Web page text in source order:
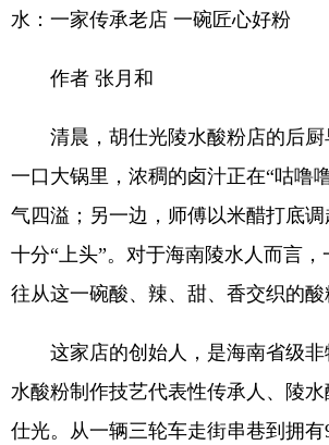
水：一家传承老店 一碗匠心好粉
作者 张月和
清晨，胡仕光陵水酸粉店的后厨
一口大锅里，浓稠的卤汁正在“咕噜
气四溢；另一边，师傅以米醋打底
十分“上头”。对于海南陵水人而言
往从这一碗酸、辣、甜、香交织的酸
这家店的创始人，是海南省级非
水酸粉制作技艺代表性传承人、陵
仕光。从一辆三轮车走街串巷到拥